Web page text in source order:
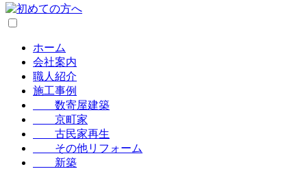
ホーム
会社案内
職人紹介
施工事例
数寄屋建築
京町家
古民家再生
その他リフォーム
新築